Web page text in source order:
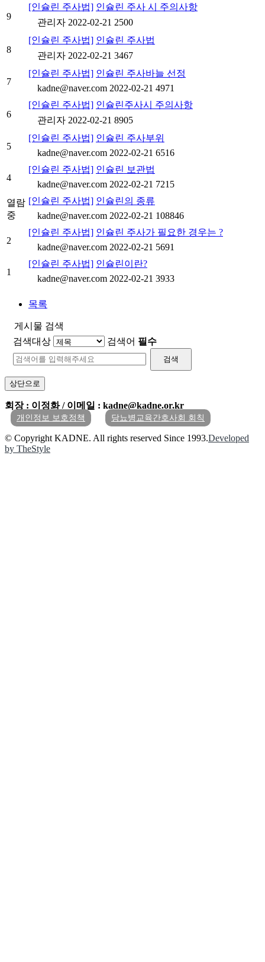
9
[인슐린 주사법] 인슐린 주사 시 주의사항
관리자 2022-02-21 2500
8
[인슐린 주사법] 인슐린 주사법
관리자 2022-02-21 3467
7
[인슐린 주사법] 인슐린 주사바늘 선정
kadne@naver.com 2022-02-21 4971
6
[인슐린 주사법] 인슐린주사시 주의사항
관리자 2022-02-21 8905
5
[인슐린 주사법] 인슐린 주사부위
kadne@naver.com 2022-02-21 6516
4
[인슐린 주사법] 인슐린 보관법
kadne@naver.com 2022-02-21 7215
열람
중
[인슐린 주사법] 인슐린의 종류
kadne@naver.com 2022-02-21 108846
2
[인슐린 주사법] 인슐린 주사가 필요한 경우는 ?
kadne@naver.com 2022-02-21 5691
1
[인슐린 주사법] 인슐린이란?
kadne@naver.com 2022-02-21 3933
목록
게시물 검색
검색대상
검색어 필수
검색
상단으로
회장 : 이정화 / 이메일 : kadne@kadne.or.kr
개인정보 보호정책 당뇨병교육간호사회 회칙
© Copyright KADNE. All rights reserved Since 1993.Developed
by TheStyle